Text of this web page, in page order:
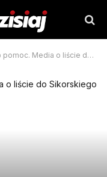
Media o liście do Sikorskiego